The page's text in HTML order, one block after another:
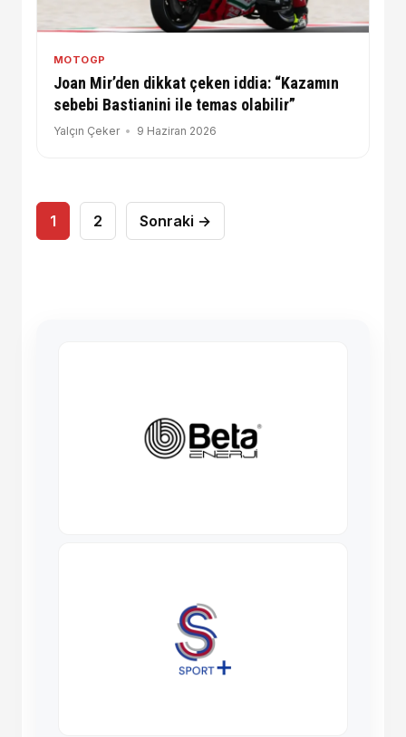
MOTOGP
Joan Mir’den dikkat çeken iddia: “Kazamın
sebebi Bastianini ile temas olabilir”
Yalçın Çeker 9 Haziran 2026
Yazı
sayfalaması
1 2 Sonraki →